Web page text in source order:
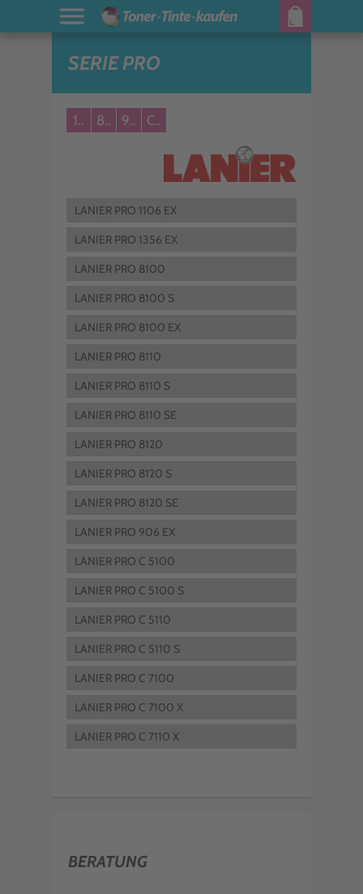
SERIE PRO
1.. 8.. 9.. C..
LANIER PRO 1106 EX
LANIER PRO 1356 EX
LANIER PRO 8100
LANIER PRO 8100 S
LANIER PRO 8100 EX
LANIER PRO 8110
LANIER PRO 8110 S
LANIER PRO 8110 SE
LANIER PRO 8120
LANIER PRO 8120 S
LANIER PRO 8120 SE
LANIER PRO 906 EX
LANIER PRO C 5100
LANIER PRO C 5100 S
LANIER PRO C 5110
LANIER PRO C 5110 S
LANIER PRO C 7100
LANIER PRO C 7100 X
LANIER PRO C 7110 X
BERATUNG